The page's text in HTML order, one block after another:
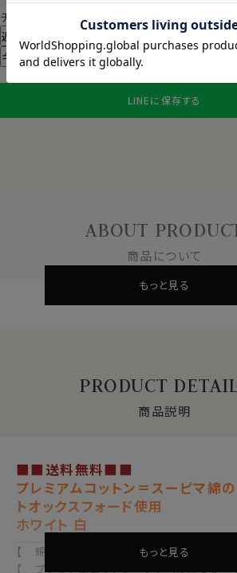
チャットでお問い合わせ
返品・交換について
ギフトラッピングについて
LINEに保存する
ABOUT
商品について
もっと見る
PRODUCT
商品説明
■■送料無料■■
プレミアムコットン＝スーピマ綿
トオックスフォード使用
ホワイト 白
【 綿100%・80番双糸 】【 ナチュラル
【 プレミアムコットン 】 【 形態安定
もっと見る